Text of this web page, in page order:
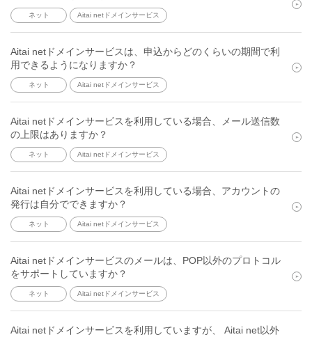
ネット Aitai netドメインサービス
Aitai netドメインサービスは、申込からどのくらいの期間で利
用できるようになりますか？
ネット Aitai netドメインサービス
Aitai netドメインサービスを利用している場合、メール送信数
の上限はありますか？
ネット Aitai netドメインサービス
Aitai netドメインサービスを利用している場合、アカウントの
発行は自分でできますか？
ネット Aitai netドメインサービス
Aitai netドメインサービスのメールは、POP以外のプロトコル
をサポートしていますか？
ネット Aitai netドメインサービス
Aitai netドメインサービスを利用していますが、 Aitai net以外